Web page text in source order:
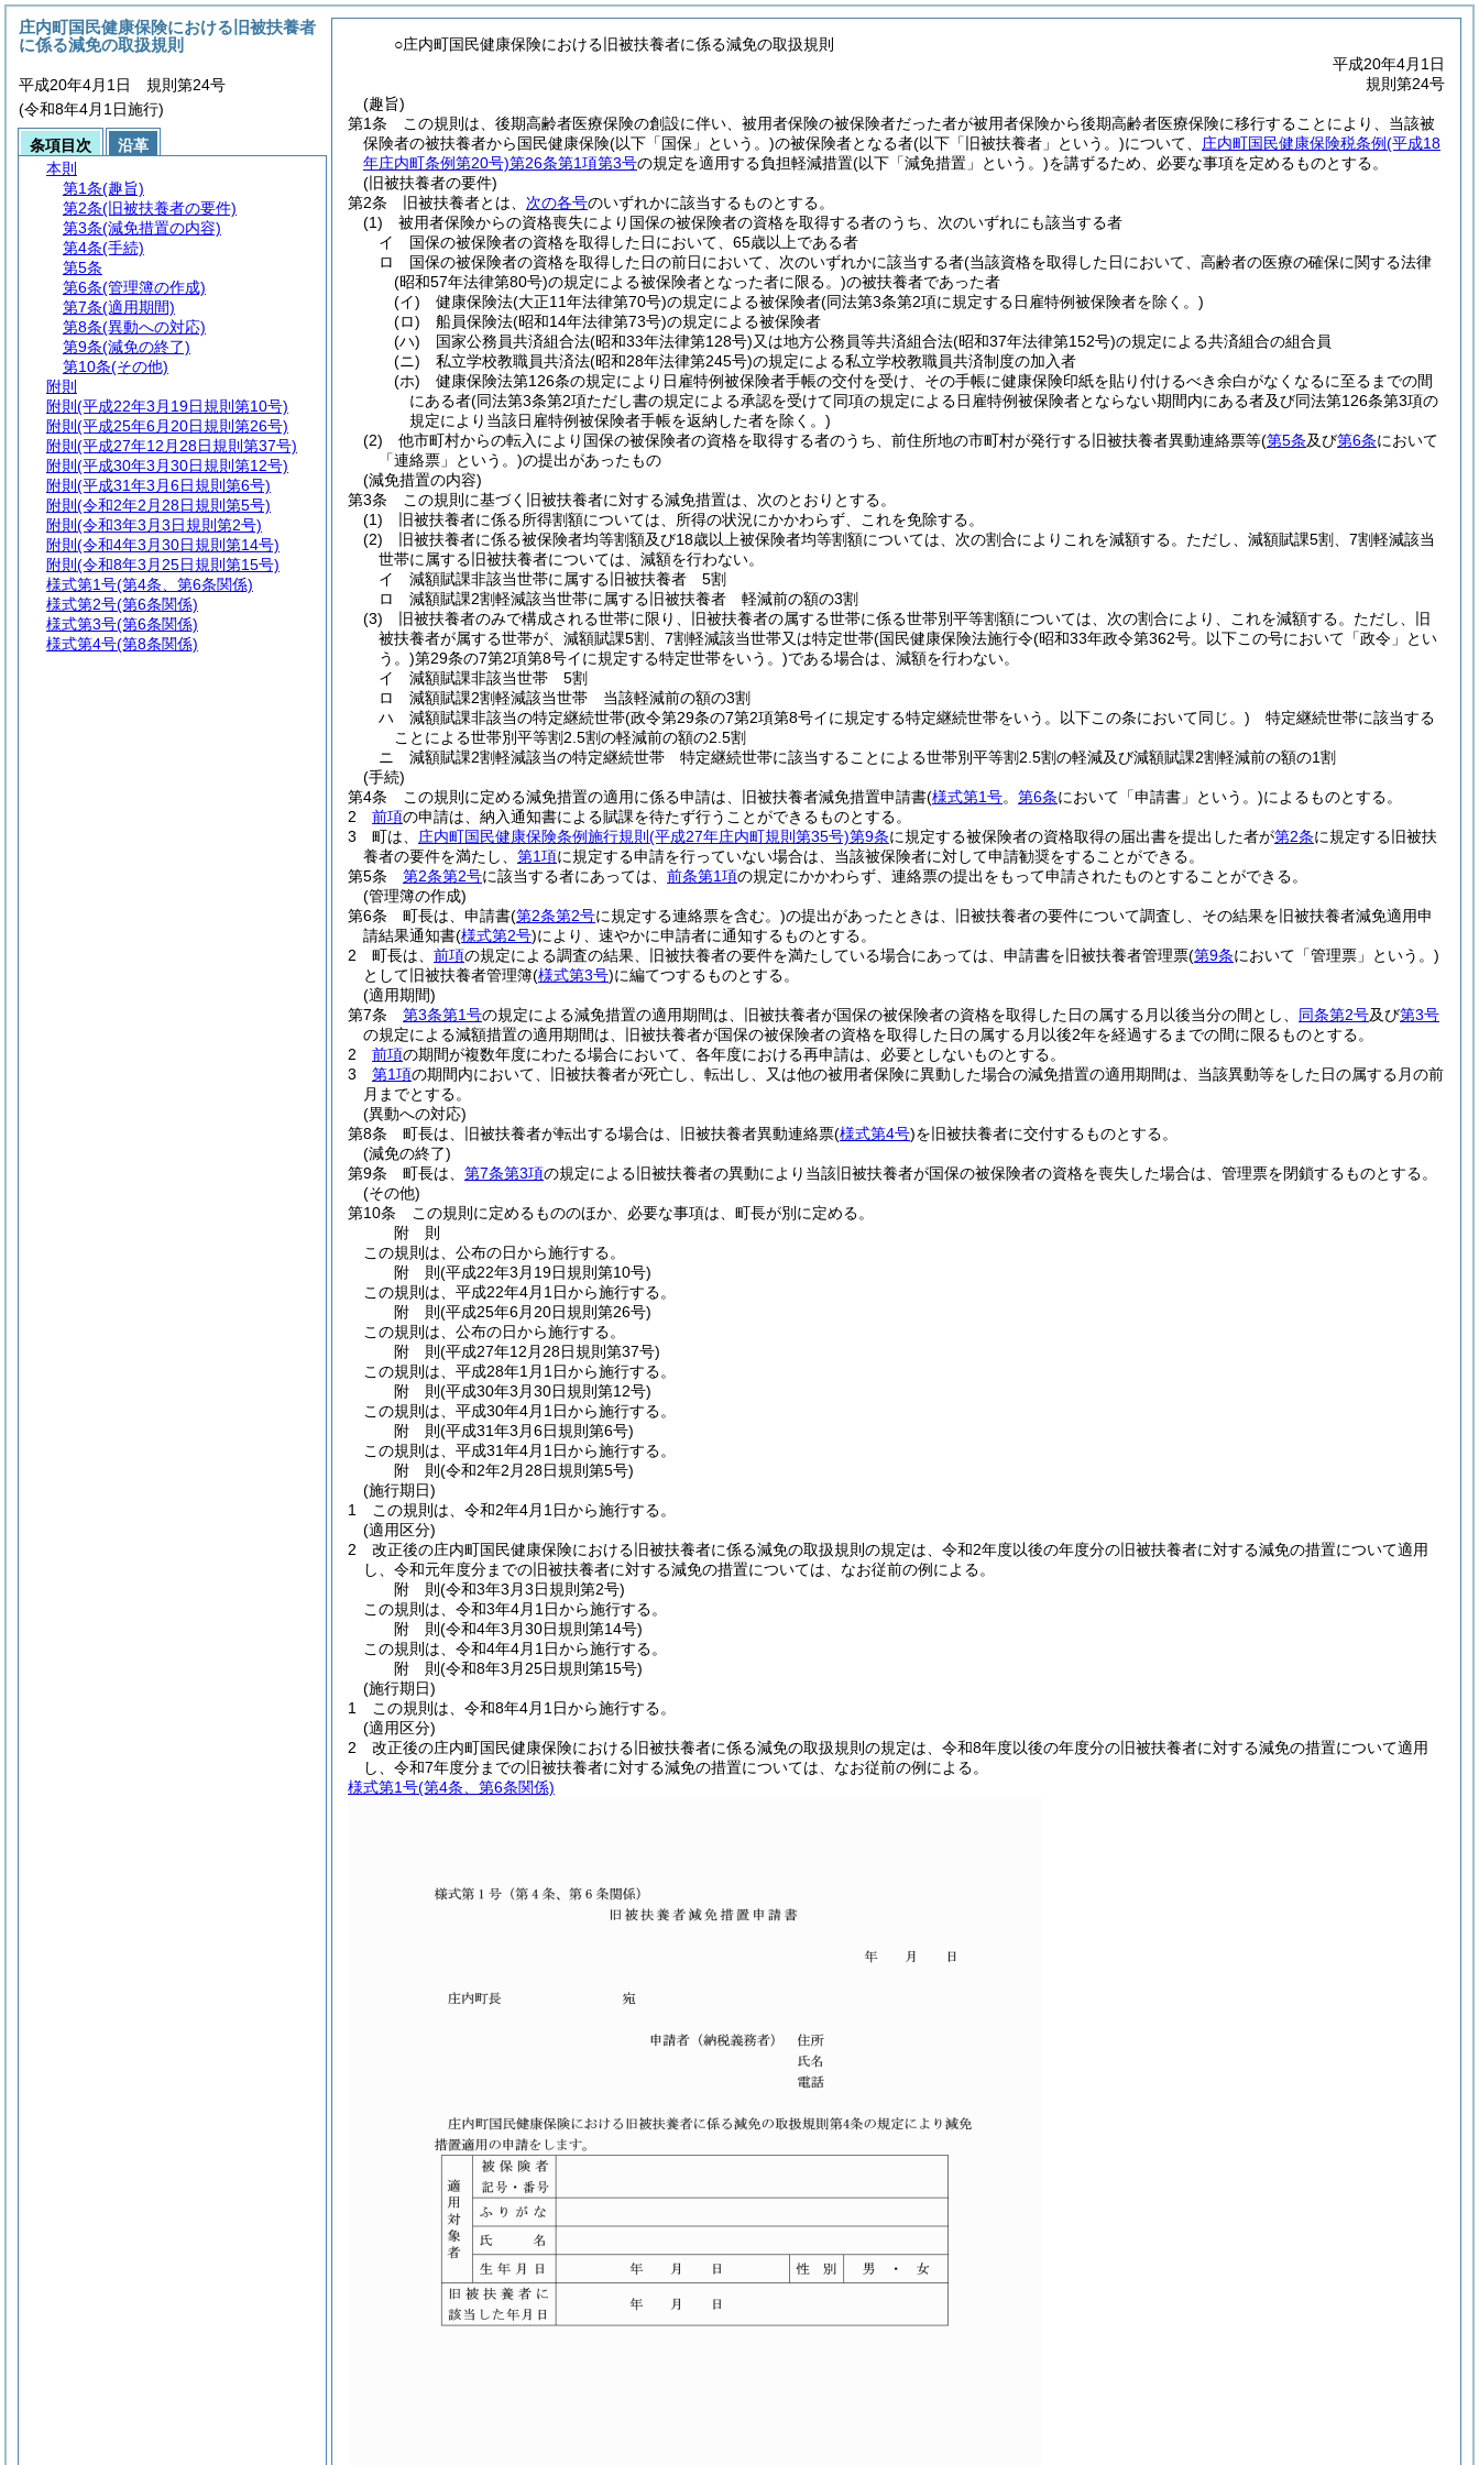
○庄内町国民健康保険における旧被扶養者に係る減免の取扱規則
平成20年4月1日
規則第24号
(趣旨)
第1条
この規則は、後期高齢者医療保険の創設に伴い、被用者保険の被保険者だった者が被用者保険から後期高齢者医療保険に移行することにより、当該被
保険者の被扶養者から国民健康保険(以下「国保」という。)の被保険者となる者(以下「旧被扶養者」という。)について、 庄内町国民健康保険税条例(平成18
年庄内町条例第20号)第26条第1項第3号の規定を適用する負担軽減措置(以下「減免措置」という。)を講ずるため、必要な事項を定めるものとする。
(旧被扶養者の要件)
第2条
旧被扶養者とは、 次の各号のいずれかに該当するものとする。
(1)
被用者保険からの資格喪失により国保の被保険者の資格を取得する者のうち、次のいずれにも該当する者
イ
国保の被保険者の資格を取得した日において、65歳以上である者
ロ
国保の被保険者の資格を取得した日の前日において、次のいずれかに該当する者(当該資格を取得した日において、高齢者の医療の確保に関する法律
(昭和57年法律第80号)の規定による被保険者となった者に限る。)の被扶養者であった者
(イ)
健康保険法(大正11年法律第70号)の規定による被保険者(同法第3条第2項に規定する日雇特例被保険者を除く。)
(ロ)
船員保険法(昭和14年法律第73号)の規定による被保険者
(ハ)
国家公務員共済組合法(昭和33年法律第128号)又は地方公務員等共済組合法(昭和37年法律第152号)の規定による共済組合の組合員
(ニ)
私立学校教職員共済法(昭和28年法律第245号)の規定による私立学校教職員共済制度の加入者
(ホ)
健康保険法第126条の規定により日雇特例被保険者手帳の交付を受け、その手帳に健康保険印紙を貼り付けるべき余白がなくなるに至るまでの間
にある者(同法第3条第2項ただし書の規定による承認を受けて同項の規定による日雇特例被保険者とならない期間内にある者及び同法第126条第3項の
規定により当該日雇特例被保険者手帳を返納した者を除く。)
(2)
他市町村からの転入により国保の被保険者の資格を取得する者のうち、前住所地の市町村が発行する旧被扶養者異動連絡票等(第5条及び第6条において
「連絡票」という。)の提出があったもの
(減免措置の内容)
第3条
この規則に基づく旧被扶養者に対する減免措置は、次のとおりとする。
(1)
旧被扶養者に係る所得割額については、所得の状況にかかわらず、これを免除する。
(2)
旧被扶養者に係る被保険者均等割額及び18歳以上被保険者均等割額については、次の割合によりこれを減額する。 ただし、減額賦課5割、7割軽減該当
世帯に属する旧被扶養者については、減額を行わない。
イ
減額賦課非該当世帯に属する旧被扶養者 5割
ロ
減額賦課2割軽減該当世帯に属する旧被扶養者 軽減前の額の3割
(3)
旧被扶養者のみで構成される世帯に限り、旧被扶養者の属する世帯に係る世帯別平等割額については、次の割合により、これを減額する。 ただし、旧
被扶養者が属する世帯が、減額賦課5割、7割軽減該当世帯又は特定世帯(国民健康保険法施行令(昭和33年政令第362号。以下この号において「政令」とい
う。)第29条の7第2項第8号イに規定する特定世帯をいう。)である場合は、減額を行わない。
イ
減額賦課非該当世帯 5割
ロ
減額賦課2割軽減該当世帯 当該軽減前の額の3割
ハ
減額賦課非該当の特定継続世帯(政令第29条の7第2項第8号イに規定する特定継続世帯をいう。以下この条において同じ。) 特定継続世帯に該当する
ことによる世帯別平等割2.5割の軽減前の額の2.5割
ニ
減額賦課2割軽減該当の特定継続世帯 特定継続世帯に該当することによる世帯別平等割2.5割の軽減及び減額賦課2割軽減前の額の1割
(手続)
第4条
この規則に定める減免措置の適用に係る申請は、旧被扶養者減免措置申請書(様式第1号。 第6条において「申請書」という。)によるものとする。
2
前項の申請は、納入通知書による賦課を待たず行うことができるものとする。
3
町は、 庄内町国民健康保険条例施行規則 (平成27年庄内町規則第35号)第9条に規定する被保険者の資格取得の届出書を提出した者が第2条に規定する旧被扶
養者の要件を満たし、 第1項に規定する申請を行っていない場合は、当該被保険者に対して申請勧奨をすることができる。
第5条
第2条第2号に該当する者にあっては、 前条第1項の規定にかかわらず、連絡票の提出をもって申請されたものとすることができる。
(管理簿の作成)
第6条
町長は、申請書(第2条第2号に規定する連絡票を含む。)の提出があったときは、旧被扶養者の要件について調査し、その結果を旧被扶養者減免適用申
請結果通知書(様式第2号)により、速やかに申請者に通知するものとする。
2
町長は、 前項の規定による調査の結果、旧被扶養者の要件を満たしている場合にあっては、申請書を旧被扶養者管理票(第9条において「管理票」という。)
として旧被扶養者管理簿(様式第3号)に編てつするものとする。
(適用期間)
第7条
第3条第1号の規定による減免措置の適用期間は、旧被扶養者が国保の被保険者の資格を取得した日の属する月以後当分の間とし、 同条第2号及び第3号
の規定による減額措置の適用期間は、旧被扶養者が国保の被保険者の資格を取得した日の属する月以後2年を経過するまでの間に限るものとする。
2
前項の期間が複数年度にわたる場合において、各年度における再申請は、必要としないものとする。
3
第1項の期間内において、旧被扶養者が死亡し、転出し、又は他の被用者保険に異動した場合の減免措置の適用期間は、当該異動等をした日の属する月の前
月までとする。
(異動への対応)
第8条
町長は、旧被扶養者が転出する場合は、旧被扶養者異動連絡票(様式第4号)を旧被扶養者に交付するものとする。
(減免の終了)
第9条
町長は、 第7条第3項の規定による旧被扶養者の異動により当該旧被扶養者が国保の被保険者の資格を喪失した場合は、管理票を閉鎖するものとする。
(その他)
第10条
この規則に定めるもののほか、必要な事項は、町長が別に定める。
附 則
この規則は、公布の日から施行する。
附 則(平成22年3月19日規則第10号)
この規則は、平成22年4月1日から施行する。
附 則(平成25年6月20日規則第26号)
この規則は、公布の日から施行する。
附 則(平成27年12月28日規則第37号)
この規則は、平成28年1月1日から施行する。
附 則(平成30年3月30日規則第12号)
この規則は、平成30年4月1日から施行する。
附 則(平成31年3月6日規則第6号)
この規則は、平成31年4月1日から施行する。
附 則(令和2年2月28日規則第5号)
(施行期日)
1
この規則は、令和2年4月1日から施行する。
(適用区分)
2
改正後の庄内町国民健康保険における旧被扶養者に係る減免の取扱規則の規定は、令和2年度以後の年度分の旧被扶養者に対する減免の措置について適用
し、令和元年度分までの旧被扶養者に対する減免の措置については、なお従前の例による。
附 則(令和3年3月3日規則第2号)
この規則は、令和3年4月1日から施行する。
附 則(令和4年3月30日規則第14号)
この規則は、令和4年4月1日から施行する。
附 則(令和8年3月25日規則第15号)
(施行期日)
1
この規則は、令和8年4月1日から施行する。
(適用区分)
2
改正後の庄内町国民健康保険における旧被扶養者に係る減免の取扱規則の規定は、令和8年度以後の年度分の旧被扶養者に対する減免の措置について適用
し、令和7年度分までの旧被扶養者に対する減免の措置については、なお従前の例による。
様式第1号(第4条、第6条関係)
庄内町国民健康保険における旧被扶養者
に係る減免の取扱規則
平成20年4月1日 規則第24号
(令和8年4月1日施行)
条項目次
沿革
本則
第1条(趣旨)
第2条(旧被扶養者の要件)
第3条(減免措置の内容)
第4条(手続)
第5条
第6条(管理簿の作成)
第7条(適用期間)
第8条(異動への対応)
第9条(減免の終了)
第10条(その他)
附則
附則 (平成22年3月19日規則第10号)
附則 (平成25年6月20日規則第26号)
附則 (平成27年12月28日規則第37号)
附則 (平成30年3月30日規則第12号)
附則 (平成31年3月6日規則第6号)
附則 (令和2年2月28日規則第5号)
附則 (令和3年3月3日規則第2号)
附則 (令和4年3月30日規則第14号)
附則 (令和8年3月25日規則第15号)
様式第1号(第4条、第6条関係)
様式第2号(第6条関係)
様式第3号(第6条関係)
様式第4号(第8条関係)